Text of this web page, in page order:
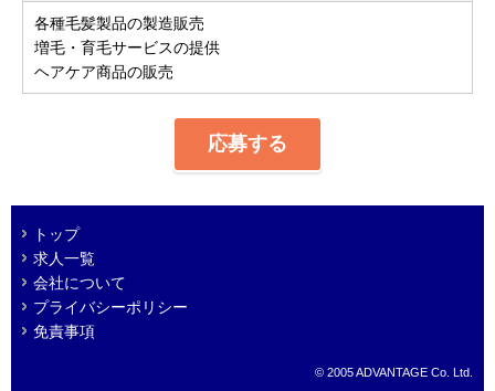
各種毛髪製品の製造販売
増毛・育毛サービスの提供
ヘアケア商品の販売
応募する
トップ
求人一覧
会社について
プライバシーポリシー
免責事項
© 2005 ADVANTAGE Co. Ltd.